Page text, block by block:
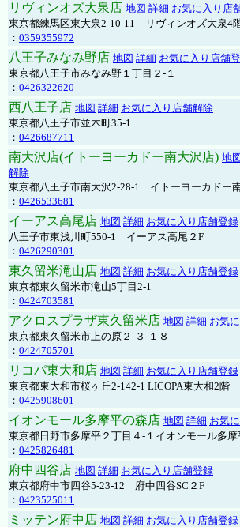
リヴィンオズ大泉店 地図 詳細 お気に入り店
東京都練馬区東大泉2-10-11 リヴィンオズ大泉4
： 0359355972
八王子みなみ野店 地図 詳細 お気に入り店舗
東京都八王子市みなみ野１丁目２-１
： 0426322620
西八王子店 地図 詳細 お気に入り店舗解除
東京都八王子市並木町35-1
： 0426687711
南大沢店(イトーヨーカドー南大沢店) 地図
解除
東京都八王子市南大沢2-28-1 イトーヨーカドー
： 0426533681
イーアス高尾店 地図 詳細 お気に入り店舗登録
八王子市東浅川町550-1 イーアス高尾２F
： 0426290301
東久留米滝山店 地図 詳細 お気に入り店舗登録
東京都東久留米市滝山5丁目2-1
： 0424703581
アクロスプラザ東久留米店 地図 詳細 お気
東京都東久留米市上の原２-３-１８
： 0424705701
リコパ東大和店 地図 詳細 お気に入り店舗登録
東京都東大和市桜ヶ丘2-142-1 LICOPA東大和2階
： 0425908601
イオンモール多摩平の森店 地図 詳細 お気
東京都日野市多摩平２丁目４-１イオンモール多
： 0425826481
府中四谷店 地図 詳細 お気に入り店舗登録
東京都府中市四谷5-23-12 府中四谷SC２F
： 0423525011
ミッテン府中店 地図 詳細 お気に入り店舗登録